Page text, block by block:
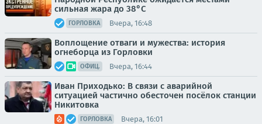
сильная жара до 38°С
ГОРЛОВКА Вчера, 16:48
Воплощение отваги и мужества: история
огнеборца из Горловки
ОФИЦ. Вчера, 16:44
Иван Приходько: В связи с аварийной
ситуацией частично обесточен посёлок станции
Никитовка
ГОРЛОВКА Вчера, 16:01